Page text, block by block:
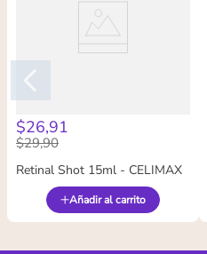
$26,91
$29,90
Retinal Shot 15ml - CELIMAX
Añadir al carrito